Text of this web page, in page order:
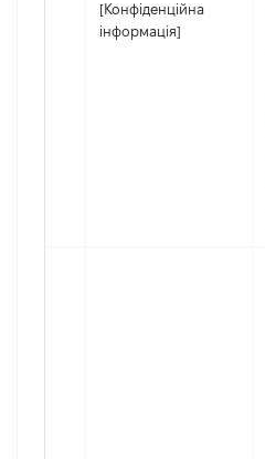
[Конфіденційна
інформація]